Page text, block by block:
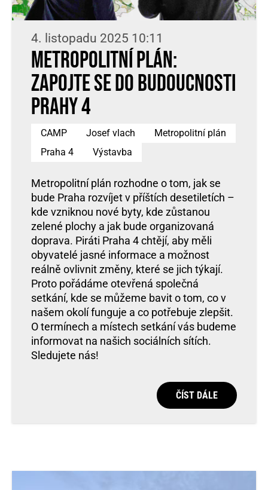
4. listopadu 2025 10:11
Metropolitní plán:
zapojte se do budoucnosti
Prahy 4
CAMP Josef vlach
Metropolitní plán
Praha 4
Výstavba
Metropolitní plán rozhodne o tom, jak se
bude Praha rozvíjet v příštích desetiletích –
kde vzniknou nové byty, kde zůstanou
zelené plochy a jak bude organizovaná
doprava. Piráti Praha 4 chtějí, aby měli
obyvatelé jasné informace a možnost
reálně ovlivnit změny, které se jich týkají.
Proto pořádáme otevřená společná
setkání, kde se můžeme bavit o tom, co v
našem okolí funguje a co potřebuje zlepšit.
O termínech a místech setkání vás budeme
informovat na našich sociálních sítích.
Sledujete nás!
ČÍST DÁLE